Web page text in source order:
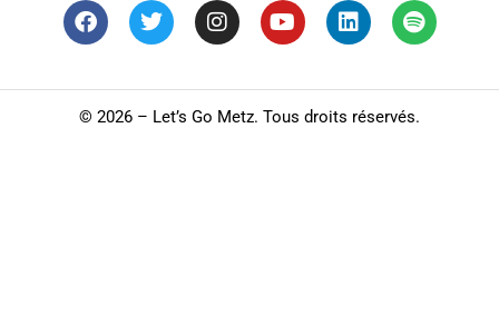
© 2026 – Let’s Go Metz. Tous droits réservés.